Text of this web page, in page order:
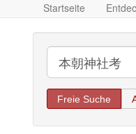
Startseite
Freie Suche